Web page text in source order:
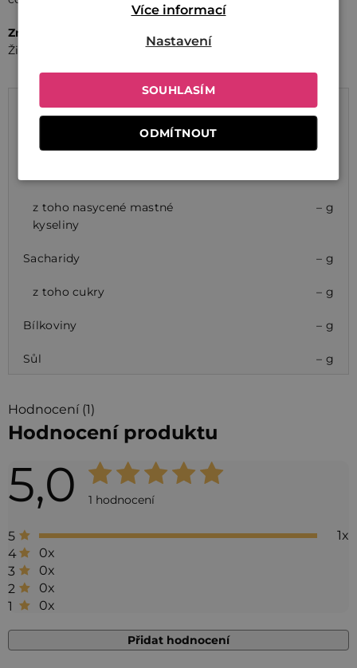
Značka
Živina
Výrobce
Živina
Výživové údaje na 100 g
Energetická hodnota
z toho nasycené mastné
kyseliny
– g
Sacharidy – g
z toho cukry – g
Bílkoviny – g
Sůl – g
Hodnocení (1)
Hodnocení produktu
5,0
Průměrné
hodnocení
je
1 hodnocení
5
1x
4
0x
3
0x
2
0x
1
0x
Přidat hodnocení
Více informací
SOUHLASÍM
ODMÍTNOUT
Nastavení